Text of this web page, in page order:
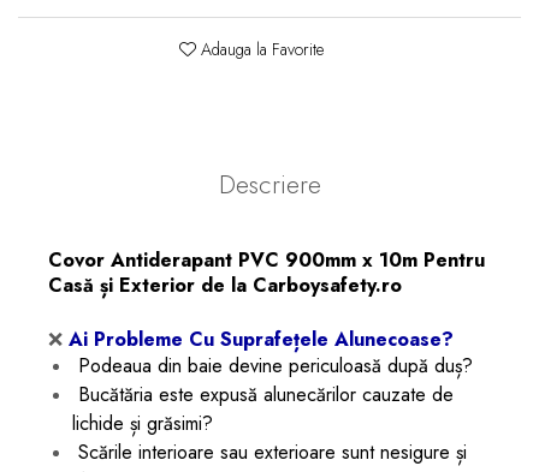
Adauga la Favorite
Descriere
Covor Antiderapant PVC 900mm x 10m Pentru
Casă și Exterior de la Carboysafety.ro
❌ Ai Probleme Cu Suprafețele Alunecoase?
Podeaua din baie devine periculoasă după duș?
Bucătăria este expusă alunecărilor cauzate de
lichide și grăsimi?
Scările interioare sau exterioare sunt nesigure și